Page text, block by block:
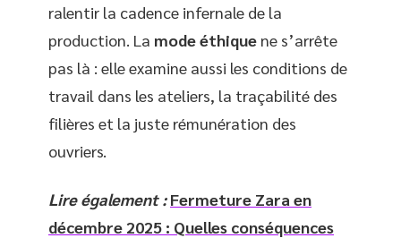
ralentir la cadence infernale de la
production. La mode éthique ne s’arrête
pas là : elle examine aussi les conditions de
travail dans les ateliers, la traçabilité des
filières et la juste rémunération des
ouvriers.
Lire également : Fermeture Zara en
décembre 2025 : Quelles conséquences